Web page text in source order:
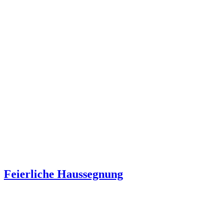
Feierliche Haussegnung